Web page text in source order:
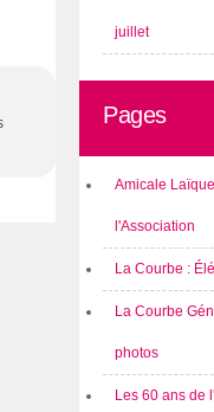
juillet
Pages
Amicale
l'Association
La Courbe :
La Courbe
photos
Les 60 ans de